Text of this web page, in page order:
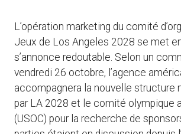
L’opération marketing du comité
Jeux de Los Angeles 2028 se met
s’annonce redoutable. Selon un
vendredi 26 octobre, l’agence
accompagnera la nouvelle structure
par LA 2028 et le comité olympique
(USOC) pour la recherche de